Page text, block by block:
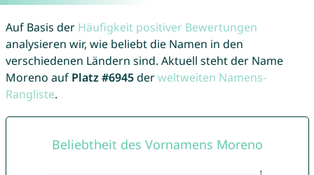
Auf Basis der Häufigkeit positiver Bewertungen
analysieren wir, wie beliebt die Namen in den
verschiedenen Ländern sind. Aktuell steht der Name
Moreno auf Platz #6945derweltweiten Namens-
Rangliste.